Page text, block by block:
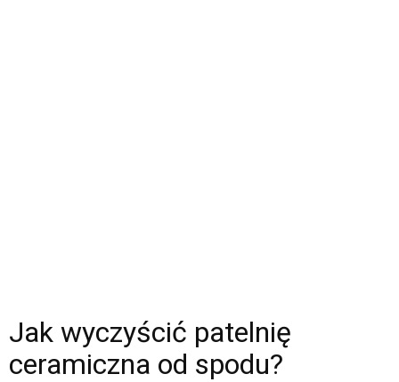
Jak wyczyścić patelnię
ceramiczna od spodu?